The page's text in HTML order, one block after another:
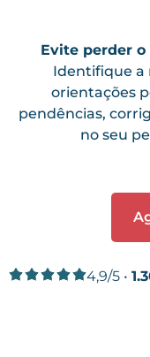
Evite perder
Identifique a
orientações
pendências,
no seu
4,9/5 •